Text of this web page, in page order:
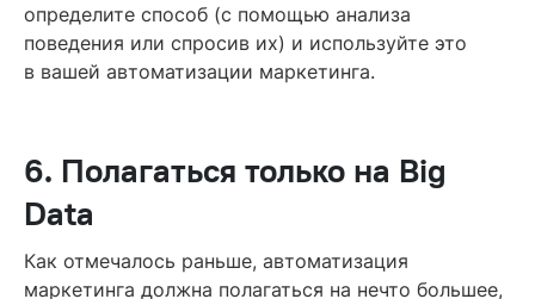
определите способ (с помощью анализа
поведения или спросив их) и используйте это
в вашей автоматизации маркетинга.
6. Полагаться только на Big
Data
Как отмечалось раньше, автоматизация
маркетинга должна полагаться на нечто большее,